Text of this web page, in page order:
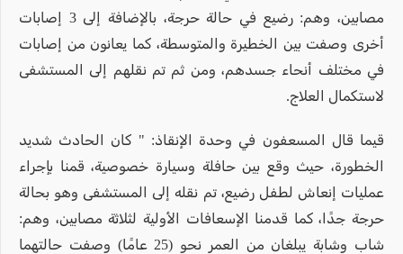
مصابين، وهم: رضيع في حالة حرجة، بالإضافة إلى 3 إصابات
أخرى وصفت بين الخطيرة والمتوسطة، كما يعانون من إصابات
في مختلف أنحاء جسدهم، ومن ثم تم نقلهم إلى المستشفى
لاستكمال العلاج.
قيما قال المسعفون في وحدة الإنقاذ: " كان الحادث شديد
الخطورة، حيث وقع بين حافلة وسيارة خصوصية، قمنا بإجراء
عمليات إنعاش لطفل رضيع، تم نقله إلى المستشفى وهو بحالة
حرجة جدًا، كما قدمنا الإسعافات الأولية لثلاثة مصابين، وهم:
شاب وشابة يبلغان من العمر نحو (25 عامًا) وصفت حالتهما